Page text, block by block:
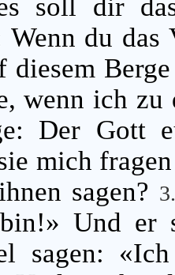
soll dir
Wenn du
diesem
wenn ich
Der Gott
mich
sagen?
Und er
sagen: